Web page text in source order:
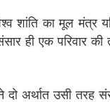
शांति का मूल मंत्र
ही एक परिवार
उसी तरह